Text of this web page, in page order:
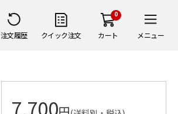
注文履歴 クイック注文
0
カート メニュー
7,700